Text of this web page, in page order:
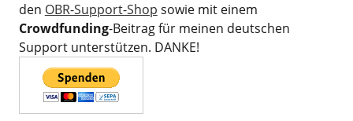
den OBR-Support-Shop sowie mit einem
Crowdfunding-Beitrag für meinen deutschen
Support unterstützen. DANKE!